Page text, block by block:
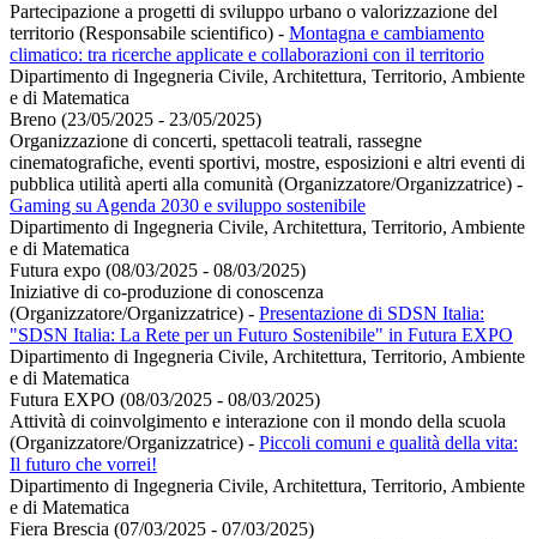
Partecipazione a progetti di sviluppo urbano o valorizzazione del
territorio (Responsabile scientifico) - Montagna e cambiamento
climatico: tra ricerche applicate e collaborazioni con il territorio
Dipartimento di Ingegneria Civile, Architettura, Territorio, Ambiente
e di Matematica
Breno (23/05/2025 - 23/05/2025)
Organizzazione di concerti, spettacoli teatrali, rassegne
cinematografiche, eventi sportivi, mostre, esposizioni e altri eventi di
pubblica utilità aperti alla comunità (Organizzatore/Organizzatrice) -
Gaming su Agenda 2030 e sviluppo sostenibile
Dipartimento di Ingegneria Civile, Architettura, Territorio, Ambiente
e di Matematica
Futura expo (08/03/2025 - 08/03/2025)
Iniziative di co-produzione di conoscenza
(Organizzatore/Organizzatrice) - Presentazione di SDSN Italia:
"SDSN Italia: La Rete per un Futuro Sostenibile" in Futura EXPO
Dipartimento di Ingegneria Civile, Architettura, Territorio, Ambiente
e di Matematica
Futura EXPO (08/03/2025 - 08/03/2025)
Attività di coinvolgimento e interazione con il mondo della scuola
(Organizzatore/Organizzatrice) - Piccoli comuni e qualità della vita:
Il futuro che vorrei!
Dipartimento di Ingegneria Civile, Architettura, Territorio, Ambiente
e di Matematica
Fiera Brescia (07/03/2025 - 07/03/2025)